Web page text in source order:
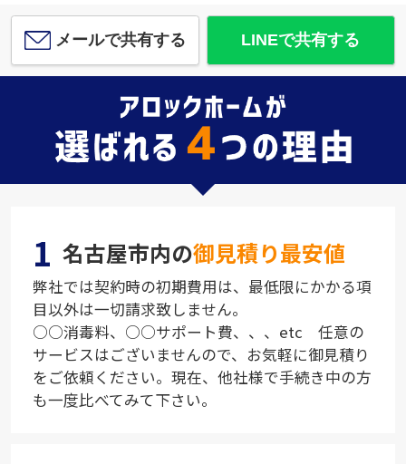
メールで共有する LINEで共有する
1 名古屋市内の御見積り最安値
弊社では契約時の初期費用は、最低限にかかる項
目以外は一切請求致しません。
○○消毒料、○○サポート費、、、etc 任意の
サービスはございませんので、お気軽に御見積り
をご依頼ください。現在、他社様で手続き中の方
も一度比べてみて下さい。